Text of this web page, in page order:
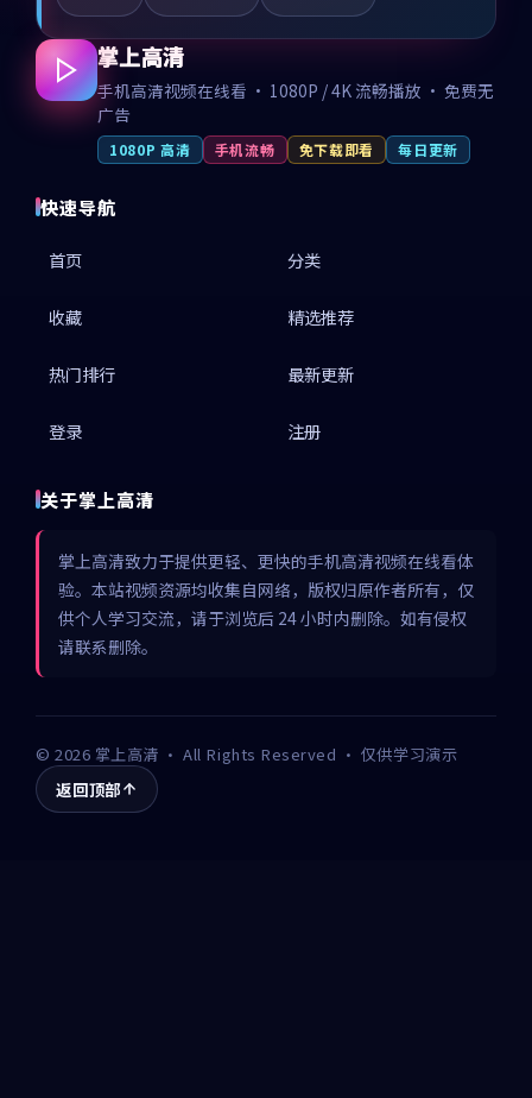
掌上高清
手机高清视频在线看 · 1080P / 4K 流畅播放 · 免费无
广告
1080P 高清 手机流畅 免下载即看 每日更新
快速导航
首页 分类
收藏 精选推荐
热门排行 最新更新
登录 注册
关于掌上高清
掌上高清致力于提供更轻、更快的手机高清视频在线看体
验。本站视频资源均收集自网络，版权归原作者所有，仅
供个人学习交流，请于浏览后 24 小时内删除。如有侵权
请联系删除。
©2026 掌上高清 · All Rights Reserved · 仅供学习演示
返回顶部